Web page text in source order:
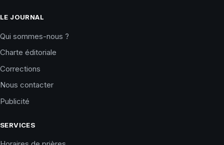
LE JOURNAL
Qui sommes-nous ?
Charte éditoriale
Corrections
Nous contacter
Publicité
SERVICES